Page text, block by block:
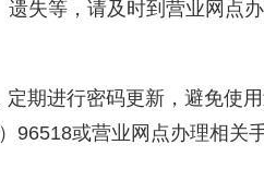
失等，请及时到营业网点
期进行密码更新，避免使
或营业网点办理相关手